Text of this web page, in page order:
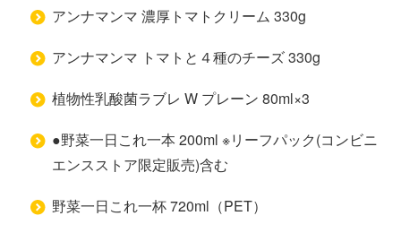
アンナマンマ 濃厚トマトクリーム 330g
アンナマンマ トマトと４種のチーズ 330g
植物性乳酸菌ラブレ W プレーン 80ml×3
●野菜一⽇これ一本 200ml ※リーフパック(コンビニ
エンスストア限定販売)含む
野菜一⽇これ一杯 720ml（PET）